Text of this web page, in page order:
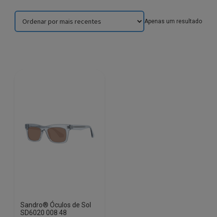
Apenas um resultado
Sandro® Óculos de Sol
SD6020 008 48